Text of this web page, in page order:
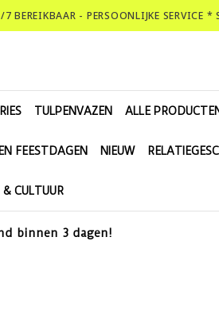
BEREIKBAAR - PERSOONLIJKE SERVICE
TULPENVAZEN ALLE
FEESTDAGEN NIEUW
& CULTUUR
binnen 3 dagen!